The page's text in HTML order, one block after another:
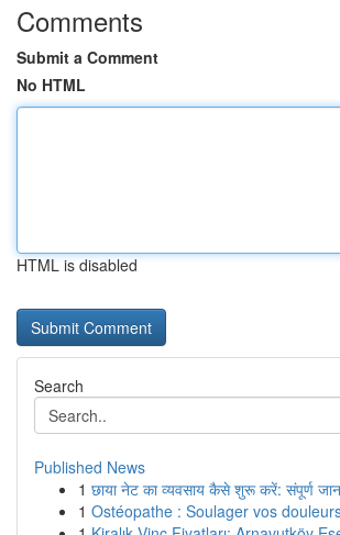
Comments
Submit a Comment
No HTML
HTML is disabled
Search
Published News
1 छाया नेट का व्यवसाय कैसे शुरू करें: संपूर्ण
1 Ostéopathe : Soulager vos